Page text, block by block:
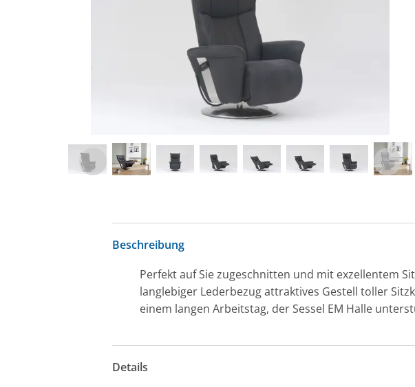
Beschreibung
Perfekt auf Sie zugeschnitten und mit exzellentem
langlebiger Lederbezug attraktives Gestell toller
einem langen Arbeitstag, der Sessel EM Halle
Details